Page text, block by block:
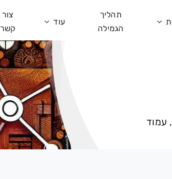
תהליך
הגמילה
עוד
צור
קשר
עמוד